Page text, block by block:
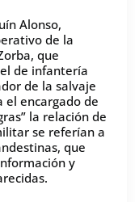
Alonso,
de la
que
de infantería
de la salvaje
el encargado de
la relación de
se referían a
que
y